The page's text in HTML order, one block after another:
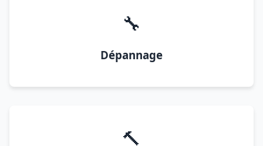
🔧
Dépannage
🔨